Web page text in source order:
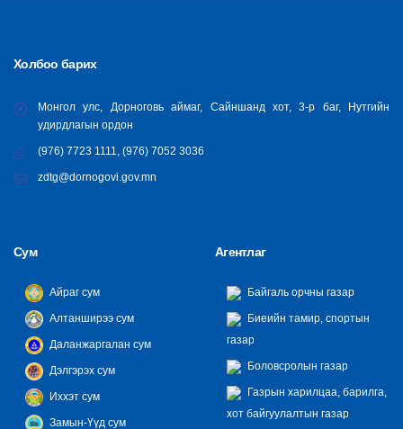
Холбоо барих
Монгол улс, Дорноговь аймаг, Сайншанд хот, 3-р баг, Нутгийн
удирдлагын ордон
(976) 7723 1111, (976) 7052 3036
zdtg@dornogovi.gov.mn
Сум
Айраг сум
Алтанширээ сум
Даланжаргалан сум
Дэлгэрэх сум
Иххэт сум
Замын-Үүд сум
Агентлаг
Байгаль орчны газар
Биеийн тамир, спортын
газар
Боловсролын газар
Газрын харилцаа, барилга,
хот байгуулалтын газар